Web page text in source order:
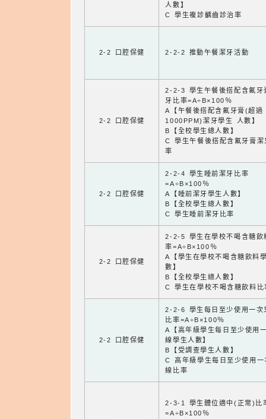
人數】
C 學生複診齲齒診治率
2-2 口腔保健 2-2-2 推動午餐潔牙活動
2-2 口腔保健
2-2-3 學生午餐後搭配含氟牙
牙比率=A÷B×100％
A【午餐後搭配含氟牙膏(超過
1000PPM)潔牙學生 人數】
B【全校學生總人數】
C 學生午餐後搭配含氟牙膏潔
率
2-2 口腔保健
2-2-4 學生睡前潔牙比率
=A÷B×100％
A【睡前潔牙學生人數】
B【全校學生總人數】
C 學生睡前潔牙比率
2-2 口腔保健
2-2-5 學生在學校不喝含糖飲
率=A÷B×100％
A【學生在學校不喝含糖飲料
數】
B【全校學生總人數】
C 學生在學校不喝含糖飲料比
2-2 口腔保健
2-2-6 學生每日至少使用一次
比率=A÷B×100％
A【高年級學生每日至少使用
線學生人數】
B【受調查學生人數】
C 高年級學生每日至少使用一
線比率
2-3-1 學生體位適中(正常)比
=A÷B×100％